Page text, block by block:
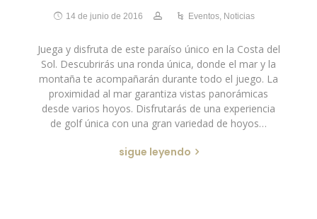
14 de junio de 2016 Eventos, Noticias
Juega y disfruta de este paraíso único en la Costa del
Sol. Descubrirás una ronda única, donde el mar y la
montaña te acompañarán durante todo el juego. La
proximidad al mar garantiza vistas panorámicas
desde varios hoyos. Disfrutarás de una experiencia
de golf única con una gran variedad de hoyos…
sigue leyendo